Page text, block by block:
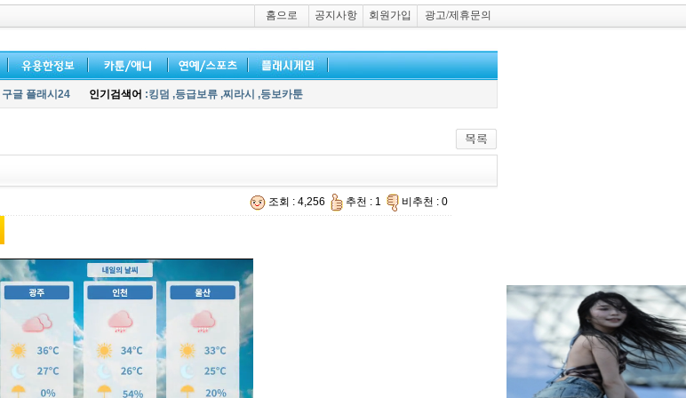
홈으로 공지사항 회원가입 광고/제휴문의
구글 플래시24 인기검색어 :킹덤 ,등급보류 ,찌라시 ,등보카툰
조회 : 4,256 추천 : 1 비추천 : 0